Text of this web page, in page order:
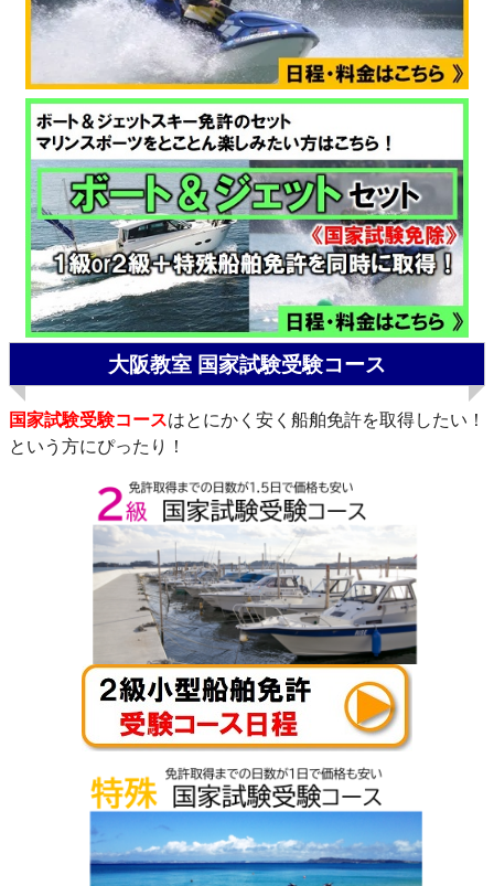
大阪教室 国家試験受験コース
国家試験受験コースはとにかく安く船舶免許を取得したい！
という方にぴったり！